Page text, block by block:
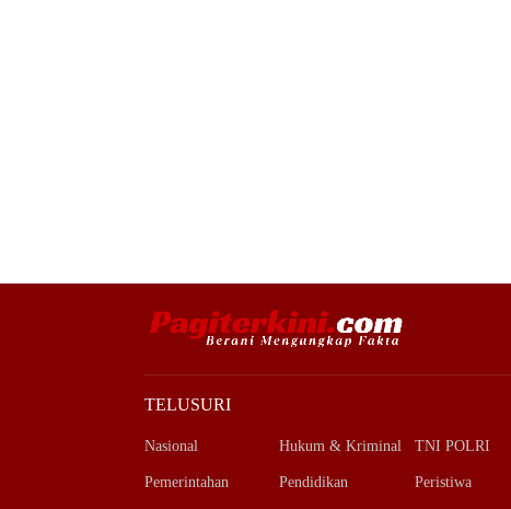
TELUSURI
Nasional Hukum & Kriminal TNI POLRI
Pemerintahan Pendidikan Peristiwa